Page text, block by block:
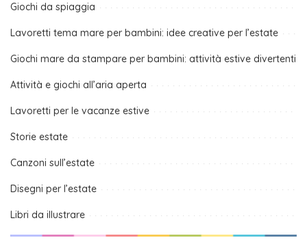
Giochi da spiaggia
Lavoretti tema mare per bambini: idee creative per l’estate
Giochi mare da stampare per bambini: attività estive divertenti
Attività e giochi all’aria aperta
Lavoretti per le vacanze estive
Storie estate
Canzoni sull’estate
Disegni per l’estate
Libri da illustrare